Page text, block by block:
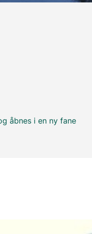
åbnes i en ny fane